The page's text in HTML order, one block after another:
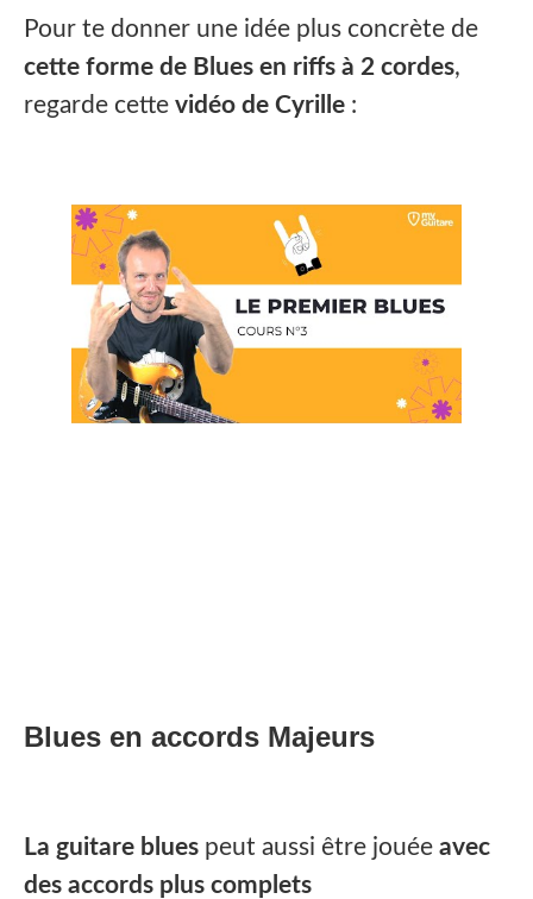
Pour te donner une idée plus concrète de
cette forme de Blues en riffs à 2 cordes,
regarde cette vidéo de Cyrille :
Blues en accords Majeurs
La guitare blues peut aussi être jouée avec
des accords plus complets